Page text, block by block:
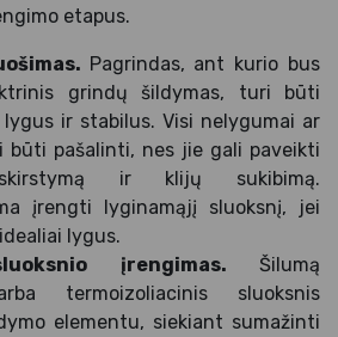
etapus.
Pagrindas, ant kurio bus
grindų šildymas, turi būti
lygus ir stabilus. Visi nelygumai ar
būti pašalinti, nes jie gali paveikti
ir klijų sukibimą.
įrengti lyginamąjį sluoksnį, jei
lygus.
įrengimas. Šilumą
termoizoliacinis sluoksnis
elementu, siekiant sumažinti